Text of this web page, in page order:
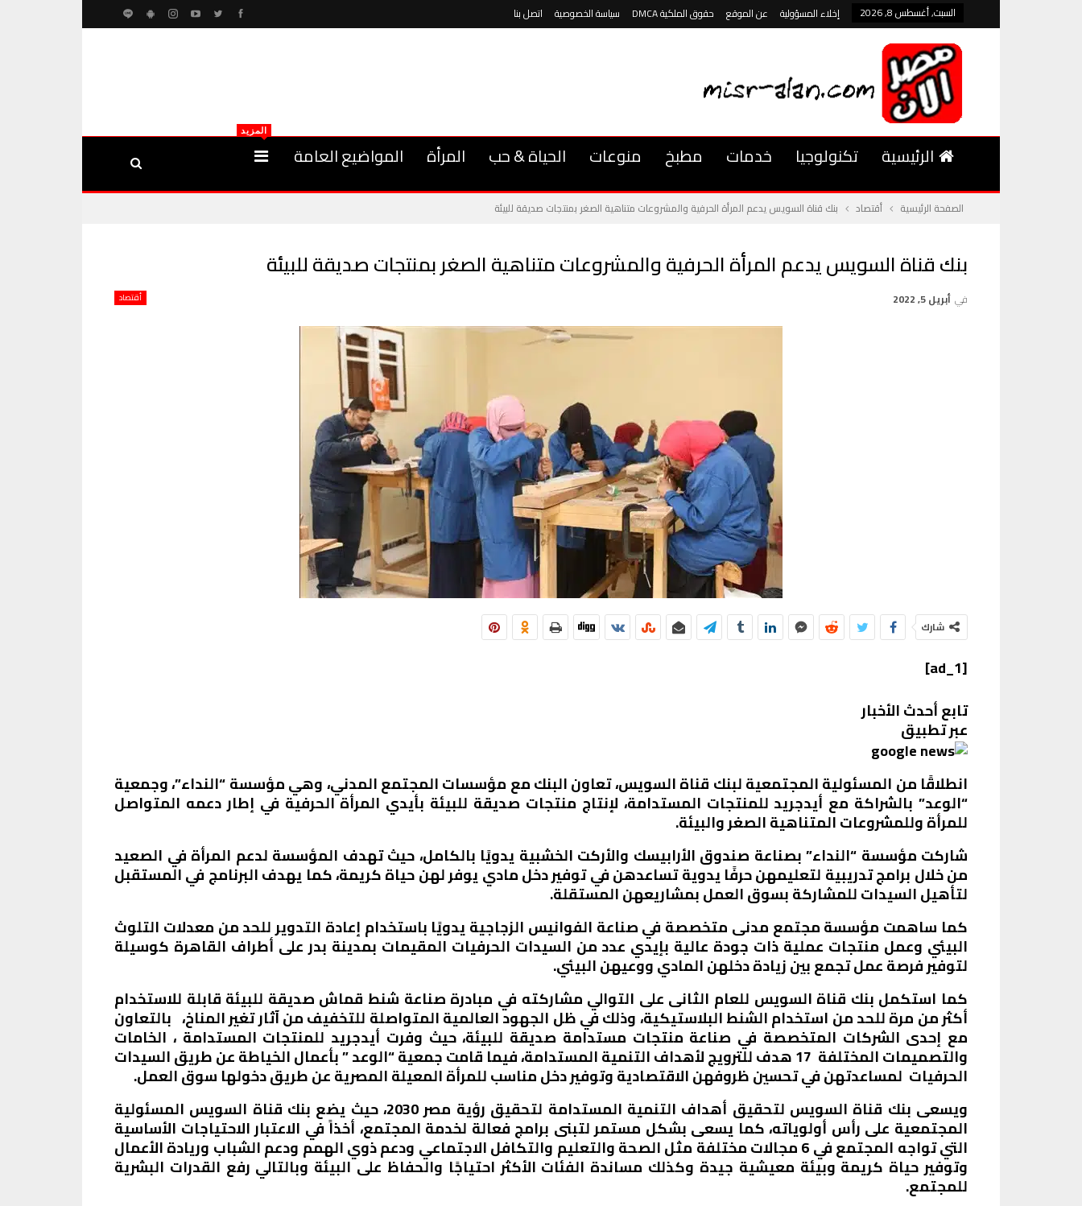
السبت, أغسطس 8, 2026 إخلاء المسؤولية عن الموقع حقوق الملكية DMCA سياسة الخصوصية اتصل بنا
الرئيسية تكنولوجيا خدمات مطبخ منوعات الحياة & حب المرأة المواضيع العامة
المزيد
الصفحة الرئيسية أقتصاد بنك قناة السويس يدعم المرأة الحرفية والمشروعات متناهية الصغر بمنتجات صديقة للبيئة
بنك قناة السويس يدعم المرأة الحرفية والمشروعات متناهية الصغر بمنتجات صديقة للبيئة
أقتصاد في أبريل 5, 2022
شارك
[ad_1]
تابع أحدث الأخبار
عبر تطبيق
انطلاقًا من المسئولية المجتمعية لبنك قناة السويس، تعاون البنك مع مؤسسات المجتمع المدني، وهي مؤسسة “النداء”، وجمعية
“الوعد” بالشراكة مع أيدجريد للمنتجات المستدامة، لإنتاج منتجات صديقة للبيئة بأيدي المرأة الحرفية في إطار دعمه المتواصل
للمرأة وللمشروعات المتناهية الصغر والبيئة.
شاركت مؤسسة “النداء” بصناعة صندوق الأرابيسك والأركت الخشبية يدويًا بالكامل، حيث تهدف المؤسسة لدعم المرأة في الصعيد
من خلال برامج تدريبية لتعليمهن حرفًا يدوية تساعدهن في توفير دخل مادي يوفر لهن حياة كريمة، كما يهدف البرنامج في المستقبل
لتأهيل السيدات للمشاركة بسوق العمل بمشاريعهن المستقلة.
كما ساهمت مؤسسة مجتمع مدنى متخصصة في صناعة الفوانيس الزجاجية يدويًا باستخدام إعادة التدوير للحد من معدلات التلوث
البيئي وعمل منتجات عملية ذات جودة عالية بإيدي عدد من السيدات الحرفيات المقيمات بمدينة بدر على أطراف القاهرة كوسيلة
لتوفير فرصة عمل تجمع بين زيادة دخلهن المادي ووعيهن البيئي.
كما استكمل بنك قناة السويس للعام الثانى على التوالي مشاركته في مبادرة صناعة شنط قماش صديقة للبيئة قابلة للاستخدام
أكثر من مرة للحد من استخدام الشنط البلاستيكية، وذلك في ظل الجهود العالمية المتواصلة للتخفيف من آثار تغير المناخ، بالتعاون
مع إحدى الشركات المتخصصة في صناعة منتجات مستدامة صديقة للبيئة، حيث وفرت أيدجريد للمنتجات المستدامة ، الخامات
والتصميمات المختلفة 17 هدف للترويج لأهداف التنمية المستدامة، فيما قامت جمعية “الوعد ” بأعمال الخياطة عن طريق السيدات
الحرفيات لمساعدتهن في تحسين ظروفهن الاقتصادية وتوفير دخل مناسب للمرأة المعيلة المصرية عن طريق دخولها سوق العمل.
ويسعى بنك قناة السويس لتحقيق أهداف التنمية المستدامة لتحقيق رؤية مصر 2030، حيث يضع بنك قناة السويس المسئولية
المجتمعية على رأس أولوياته، كما يسعى بشكل مستمر لتبنى برامج فعالة لخدمة المجتمع، أخذاً في الاعتبار الاحتياجات الأساسية
التي تواجه المجتمع في 6 مجالات مختلفة مثل الصحة والتعليم والتكافل الاجتماعي ودعم ذوي الهمم ودعم الشباب وريادة الأعمال
وتوفير حياة كريمة وبيئة معيشية جيدة وكذلك مساندة الفئات الأكثر احتياجًا والحفاظ على البيئة وبالتالي رفع القدرات البشرية
للمجتمع.